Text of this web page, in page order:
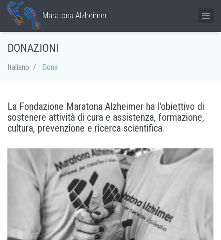
Maratona Alzheimer
DONAZIONI
Italiano Dona
La Fondazione Maratona Alzheimer ha l'obiettivo di
sostenere attività di cura e assistenza, formazione,
cultura, prevenzione e ricerca scientifica.